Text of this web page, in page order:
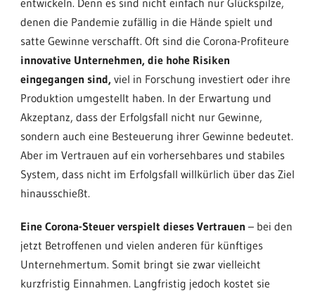
denen die Pandemie zufällig in die Hände spielt und
satte Gewinne verschafft. Oft sind die Corona-Profiteure
innovative Unternehmen, die hohe Risiken
eingegangen sind, viel in Forschung investiert oder ihre
Produktion umgestellt haben. In der Erwartung und
Akzeptanz, dass der Erfolgsfall nicht nur Gewinne,
sondern auch eine Besteuerung ihrer Gewinne bedeutet.
Aber im Vertrauen auf ein vorhersehbares und stabiles
System, dass nicht im Erfolgsfall willkürlich über das Ziel
hinausschießt.
Eine Corona-Steuer verspielt dieses Vertrauen – bei den
jetzt Betroffenen und vielen anderen für künftiges
Unternehmertum. Somit bringt sie zwar vielleicht
kurzfristig Einnahmen. Langfristig jedoch kostet sie